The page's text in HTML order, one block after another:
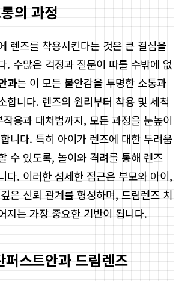
의 과정
렌즈를 착용시킨다는 것은 큰 결심을
. 수많은 걱정과 질문이 따를 수밖에 없
과는 이 모든 불안감을 투명한 소통과
합니다. 렌즈의 원리부터 착용 및 세척
용과 대처법까지, 모든 과정을 눈높이
니다. 특히 아이가 렌즈에 대한 두려움
수 있도록, 놀이와 격려를 통해 렌즈
다. 이러한 섬세한 접근은 부모와 아이,
은 신뢰 관계를 형성하며, 드림렌즈 치
지는 가장 중요한 기반이 됩니다.
스트안과 드림렌즈